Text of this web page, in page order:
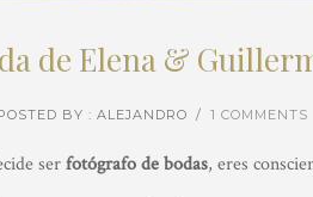
de Elena &
BY : ALEJANDRO / 1 COMMENTS
serfotógrafo de bodas, eres